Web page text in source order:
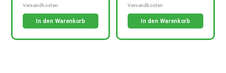
In den Warenkorb In den Warenkorb